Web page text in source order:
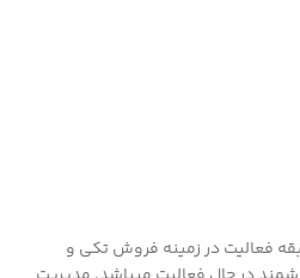
بیش از 20 سال سابقه فعالیت در زمینه فروش تکی و